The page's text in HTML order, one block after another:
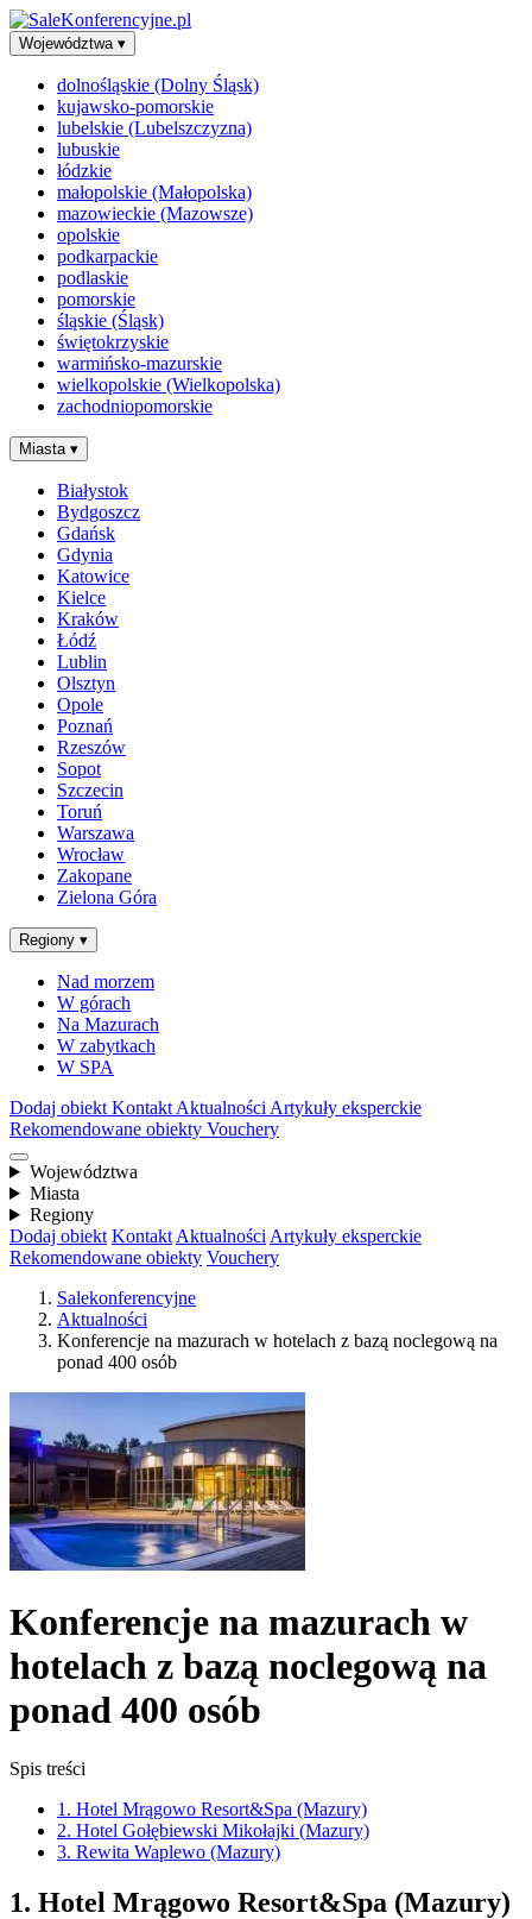
Województwa ▾
dolnośląskie (Dolny Śląsk)
kujawsko-pomorskie
lubelskie (Lubelszczyzna)
lubuskie
łódzkie
małopolskie (Małopolska)
mazowieckie (Mazowsze)
opolskie
podkarpackie
podlaskie
pomorskie
śląskie (Śląsk)
świętokrzyskie
warmińsko-mazurskie
wielkopolskie (Wielkopolska)
zachodniopomorskie
Miasta ▾
Białystok
Bydgoszcz
Gdańsk
Gdynia
Katowice
Kielce
Kraków
Łódź
Lublin
Olsztyn
Opole
Poznań
Rzeszów
Sopot
Szczecin
Toruń
Warszawa
Wrocław
Zakopane
Zielona Góra
Regiony ▾
Nad morzem
W górach
Na Mazurach
W zabytkach
W SPA
Dodaj obiekt Kontakt Aktualności Artykuły eksperckie
Rekomendowane obiekty Vouchery
Województwa
Miasta
Regiony
Dodaj obiekt Kontakt Aktualności Artykuły eksperckie
Rekomendowane obiekty Vouchery
Salekonferencyjne
Aktualności
Konferencje na mazurach w hotelach z bazą noclegową na
ponad 400 osób
Konferencje na mazurach w
hotelach z bazą noclegową na
ponad 400 osób
Spis treści
1. Hotel Mrągowo Resort&Spa (Mazury)
2. Hotel Gołębiewski Mikołajki (Mazury)
3. Rewita Waplewo (Mazury)
1. Hotel Mrągowo Resort&Spa (Mazury)